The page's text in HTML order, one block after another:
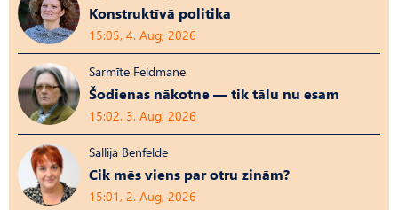
Konstruktīvā politika
15:05, 4. Aug, 2026
Sarmīte Feldmane
Šodienas nākotne — tik tālu nu esam
15:02, 3. Aug, 2026
Sallija Benfelde
Cik mēs viens par otru zinām?
15:01, 2. Aug, 2026